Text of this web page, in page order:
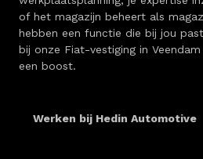
of het magazijn beheert als
hebben een functie die bij jou
bij onze Fiat-vestiging in
een boost.
Werken bij Hedin Automotive